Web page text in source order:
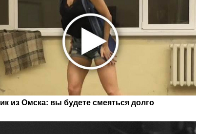
из Омска: вы будете смеяться долго